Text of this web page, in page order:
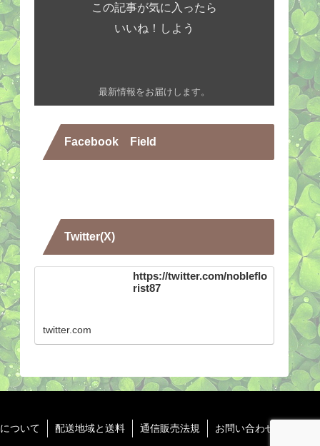
この記事が気に入ったら
いいね！しよう
最新情報をお届けします。
Facebook Field
Twitter(X)
https://twitter.com/nobleflo
rist87
twitter.com
ついて 配送地域と送料 通信販売法規 お問い合わせ